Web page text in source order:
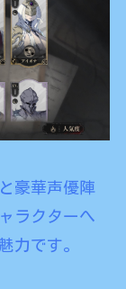
豪華声優陣
ラクターへ
力です。